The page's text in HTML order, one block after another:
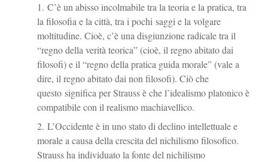
C’è un abisso incolmabile tra la teoria e la pratica, tra
la filosofia e la città, tra i pochi saggi e la volgare
moltitudine. Cioè, c’è una disgiunzione radicale tra il
“regno della verità teorica” ​​(cioè, il regno abitato dai
filosofi) e il “regno della pratica guida morale” (vale a
dire, il regno abitato dai non filosofi). Ciò che
questo significa per Strauss è che l’idealismo platonico è
compatibile con il realismo machiavellico.
L’Occidente è in uno stato di declino intellettuale e
morale a causa della crescita del nichilismo filosofico.
Strauss ha individuato la fonte del nichilismo